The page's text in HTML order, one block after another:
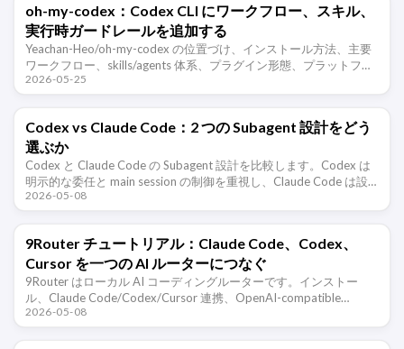
oh-my-codex：Codex CLI にワークフロー、スキル、
実行時ガードレールを追加する
Yeachan-Heo/oh-my-codex の位置づけ、インストール方法、主要
ワークフロー、skills/agents 体系、プラグイン形態、プラットフォ
ーム上の注意点、使いどころを整理する …
2026-05-25
Codex vs Claude Code：2 つの Subagent 設計をどう
選ぶか
Codex と Claude Code の Subagent 設計を比較します。Codex は
明示的な委任と main session の制御を重視し、Claude Code は設
定、記憶、隔離 …
2026-05-08
9Router チュートリアル：Claude Code、Codex、
Cursor を一つの AI ルーターにつなぐ
9Router はローカル AI コーディングルーターです。インストー
ル、Claude Code/Codex/Cursor 連携、OpenAI-compatible
endpoint、token圧縮 …
2026-05-08